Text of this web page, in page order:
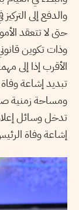
والدفع إلى
حتى لا تتعقد
وذات تكوين
الأقرب إذا إلى
تبديد إشاعة
ومساحة زمنية
تدخل وسائل
إشاعة وفاة